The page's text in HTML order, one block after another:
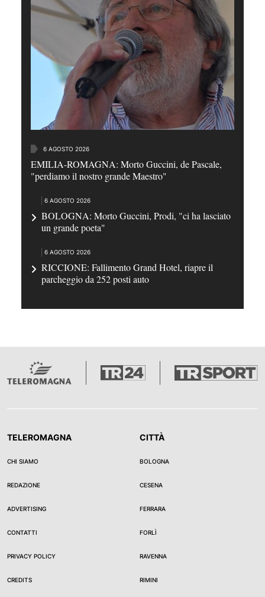
6 AGOSTO 2026
EMILIA-ROMAGNA: Morto Guccini, de Pascale,
"perdiamo il nostro grande Maestro"
6 AGOSTO 2026
BOLOGNA: Morto Guccini, Prodi, "ci ha lasciato
un grande poeta"
6 AGOSTO 2026
RICCIONE: Fallimento Grand Hotel, riapre il
parcheggio da 252 posti auto
TELEROMAGNA
CHI SIAMO
REDAZIONE
ADVERTISING
CONTATTI
PRIVACY POLICY
CREDITS
CITTÀ
BOLOGNA
CESENA
FERRARA
FORLÌ
RAVENNA
RIMINI